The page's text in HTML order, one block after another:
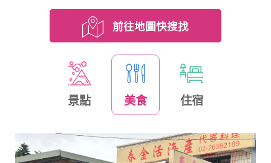
前往地圖快搜找
景點 美食 住宿